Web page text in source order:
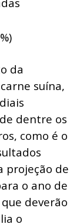
da
suína,
dentre os
como é o
projeção de
o ano de
deverão
o